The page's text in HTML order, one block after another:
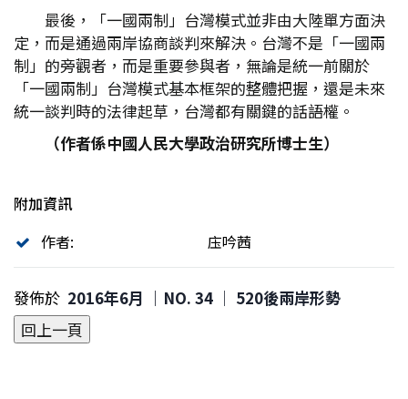
最後，「一國兩制」台灣模式並非由大陸單方面決
定，而是通過兩岸協商談判來解決。台灣不是「一國兩
制」的旁觀者，而是重要參與者，無論是統一前關於
「一國兩制」台灣模式基本框架的整體把握，還是未來
統一談判時的法律起草，台灣都有關鍵的話語權。
（作者係中國人民大學政治研究所博士生）
附加資訊
作者:
庒吟茜
發佈於 2016年6月 ｜NO. 34 │ 520後兩岸形勢